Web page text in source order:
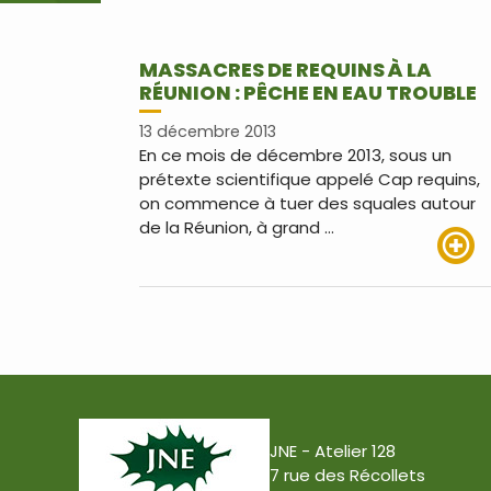
MASSACRES DE REQUINS À LA
RÉUNION : PÊCHE EN EAU TROUBLE
13 décembre 2013
En ce mois de décembre 2013, sous un
prétexte scientifique appelé Cap requins,
on commence à tuer des squales autour
de la Réunion, à grand …
JNE - Atelier 128
7 rue des Récollets